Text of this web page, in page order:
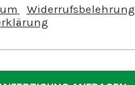
Widerrufsbelehrung